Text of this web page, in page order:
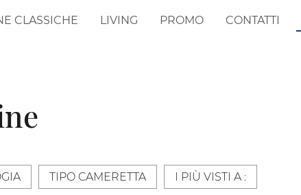
CLASSICHE LIVING PROMO CONTATTI
TIPO CAMERETTA I PIÙ VISTI A :